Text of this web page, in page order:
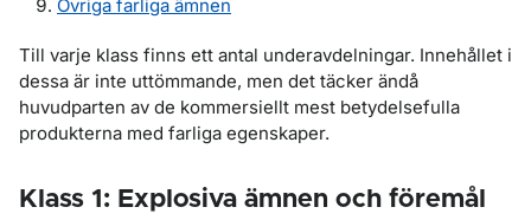
Övriga farliga ämnen
Till varje klass finns ett antal underavdelningar. Innehållet i
dessa är inte uttömmande, men det täcker ändå
huvudparten av de kommersiellt mest betydelsefulla
produkterna med farliga egenskaper.
Klass 1: Explosiva ämnen och föremål